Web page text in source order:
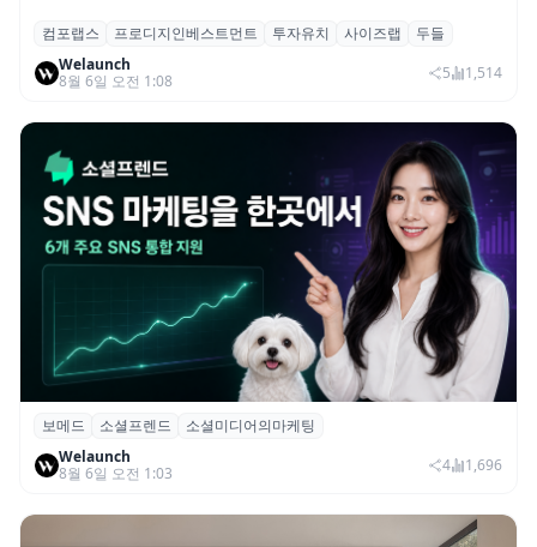
컴포랩스, 프로디지인베스트먼트로부터 시
드 투자 유치
컴포랩스 프로디지인베스트먼트 투자유치 사이즈랩
두들
Welaunch
8월 6일 오전 1:08
5 1,514
보메드 ‘소셜프렌드’, 유튜브·인스타 등 6개
SNS 마케팅 통합 지원
보메드 소셜프렌드
소셜미디어의마케팅
Welaunch
8월 6일 오전 1:03
4 1,696